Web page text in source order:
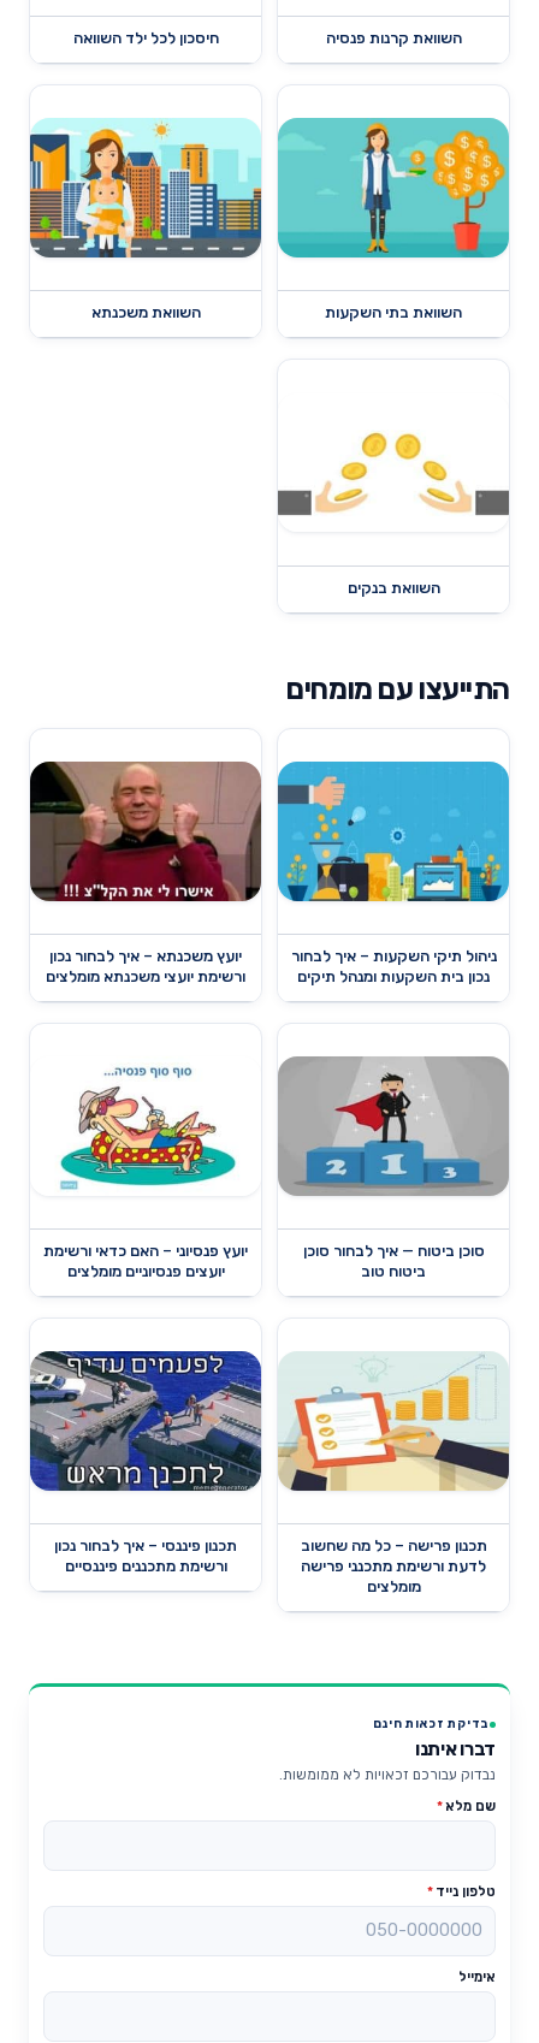
השוואת קרנות פנסיה חיסכון לכל ילד השוואה
השוואת בתי השקעות השוואת משכנתא
השוואת בנקים
התייעצו עם מומחים
ניהול תיקי השקעות – איך לבחור
נכון בית השקעות ומנהל תיקים
יועץ משכנתא – איך לבחור נכון
ורשימת יועצי משכנתא מומלצים
סוכן ביטוח — איך לבחור סוכן
ביטוח טוב
יועץ פנסיוני – האם כדאי ורשימת
יועצים פנסיוניים מומלצים
תכנון פרישה – כל מה שחשוב
לדעת ורשימת מתכנני פרישה
מומלצים
תכנון פיננסי – איך לבחור נכון
ורשימת מתכננים פיננסיים
בדיקת זכאות חינם
דברו איתנו
נבדוק עבורכם זכאויות לא ממומשות.
שם מלא*
טלפון נייד *
אימייל